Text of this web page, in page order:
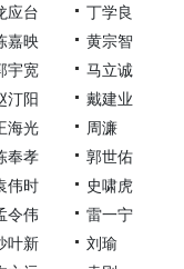
应台
丁学良
嘉映
黄宗智
宇宽
马立诚
汀阳
戴建业
海光
周濂
奉孝
郭世佑
伟时
史啸虎
令伟
雷一宁
叶新
刘瑜